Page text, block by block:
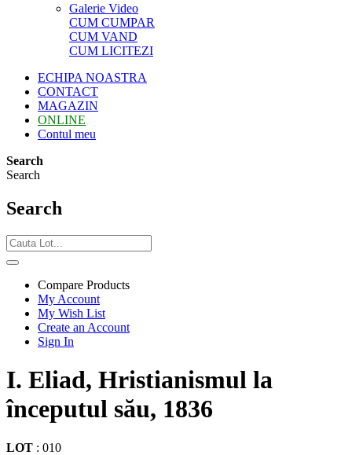
Galerie Video
CUM CUMPAR
CUM VAND
CUM LICITEZI
ECHIPA NOASTRA
CONTACT
MAGAZIN
ONLINE
Contul meu
Search
Search
Search
Compare Products
My Account
My Wish List
Create an Account
Sign In
I. Eliad, Hristianismul la
începutul său, 1836
LOT : 010